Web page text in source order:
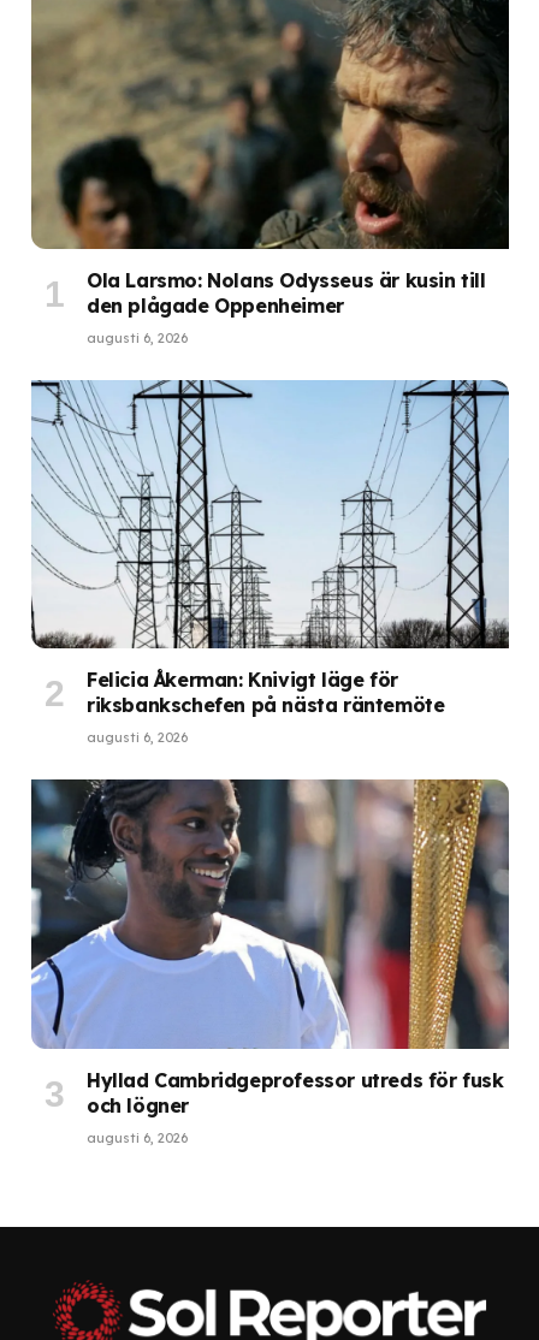
Ola Larsmo: Nolans Odysseus är kusin till
den plågade Oppenheimer
augusti 6, 2026
Felicia Åkerman: Knivigt läge för
riksbankschefen på nästa räntemöte
augusti 6, 2026
Hyllad Cambridgeprofessor utreds för fusk
och lögner
augusti 6, 2026